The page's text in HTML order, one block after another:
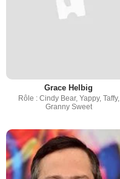
Grace Helbig
Rôle : Cindy Bear, Yappy, Taffy,
Granny Sweet